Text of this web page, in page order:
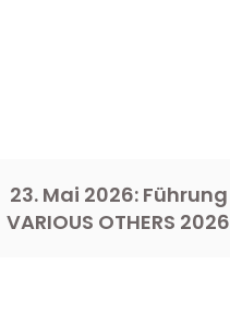
23. Mai 2026: Führung
VARIOUS OTHERS 2026